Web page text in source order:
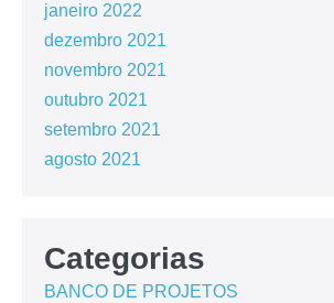
janeiro 2022
dezembro 2021
novembro 2021
outubro 2021
setembro 2021
agosto 2021
Categorias
BANCO DE PROJETOS